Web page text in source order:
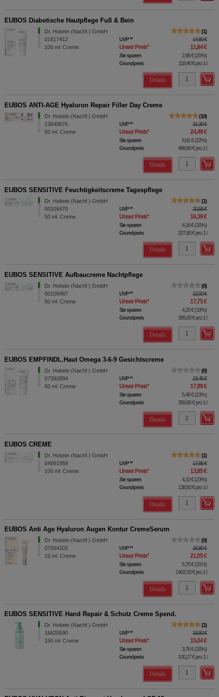
EUBOS Diabetische Hautpflege Fuß & Bein
Dr. Hobein (Nachf.) GmbH
01617412
100 ml Creme
1
UVP** 14,80 €
Unser Preis* 11,84 €
Sie sparen 2,96 €(20%)
Grundpreis
118,40 €pro 1 l
Details
EUBOS ANTI-AGE Hyaluron Repair Filler Day Creme
Dr. Hobein (Nachf.) GmbH
13649676
50 ml Creme
10
UVP** 31,30 €
Unser Preis* 24,49 €
Sie sparen 6,81 €(22%)
Grundpreis
489,80 €pro 1 l
Details
EUBOS SENSITIVE Feuchtigkeitscreme Tagespflege
Dr. Hobein (Nachf.) GmbH
00109470
50 ml Creme
1
UVP** 20,55 €
Unser Preis* 16,39 €
Sie sparen 4,16 €(20%)
Grundpreis
327,80 €pro 1 l
Details
EUBOS SENSITIVE Aufbaucreme Nachtpflege
Dr. Hobein (Nachf.) GmbH
00109487
50 ml Creme
0
UVP** 22,00 €
Unser Preis* 17,75 €
Sie sparen 4,25 €(19%)
Grundpreis
355,00 €pro 1 l
Details
EUBOS EMPFINDL.Haut Omega 3-6-9 Gesichtscreme
Dr. Hobein (Nachf.) GmbH
07392894
50 ml Creme
0
UVP** 23,45 €
Unser Preis* 17,99 €
Sie sparen 5,46 €(23%)
Grundpreis
359,80 €pro 1 l
Details
EUBOS CREME
Dr. Hobein (Nachf.) GmbH
04891958
100 ml Creme
1
UVP** 17,95 €
Unser Preis* 13,85 €
Sie sparen 4,10 €(23%)
Grundpreis
138,50 €pro 1 l
Details
EUBOS Anti Age Hyaluron Augen Kontur CremeSerum
Dr. Hobein (Nachf.) GmbH
07564102
15 ml Creme
0
UVP** 26,80 €
Unser Preis* 21,05 €
Sie sparen 5,75 €(21%)
Grundpreis
1403,33 €pro 1 l
Details
EUBOS SENSITIVE Hand Repair & Schutz Creme Spend.
Dr. Hobein (Nachf.) GmbH
16620590
150 ml Creme
1
UVP** 18,80 €
Unser Preis* 15,04 €
Sie sparen 3,76 €(20%)
Grundpreis
100,27 €pro 1 l
Details